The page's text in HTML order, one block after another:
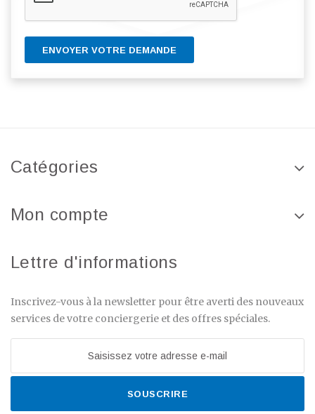
ENVOYER VOTRE DEMANDE
Catégories
Mon compte
Lettre d'informations
Inscrivez-vous à la newsletter pour être averti des nouveaux
services de votre conciergerie et des offres spéciales.
SOUSCRIRE